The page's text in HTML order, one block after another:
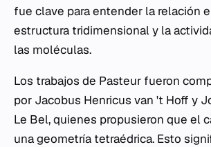
fue clave para entender la relación
estructura tridimensional y la
las moléculas.
Los trabajos de Pasteur fueron
por Jacobus Henricus van 't Hoff y
Le Bel, quienes propusieron que el
una geometría tetraédrica. Esto